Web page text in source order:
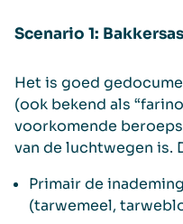
Scenario 1:
Het is goed
(ook bekend als
voorkomende
van de luchtwegen is.
Primair de
(tarwemeel,